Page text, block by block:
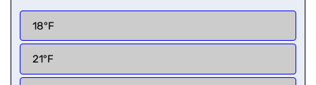
18°F
21°F